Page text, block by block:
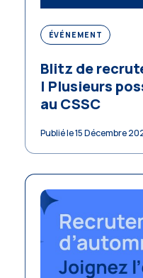
ÉVÉNEMENT
Blitz de
| Plusieurs
au CSSC
Publié le 15 Décembre